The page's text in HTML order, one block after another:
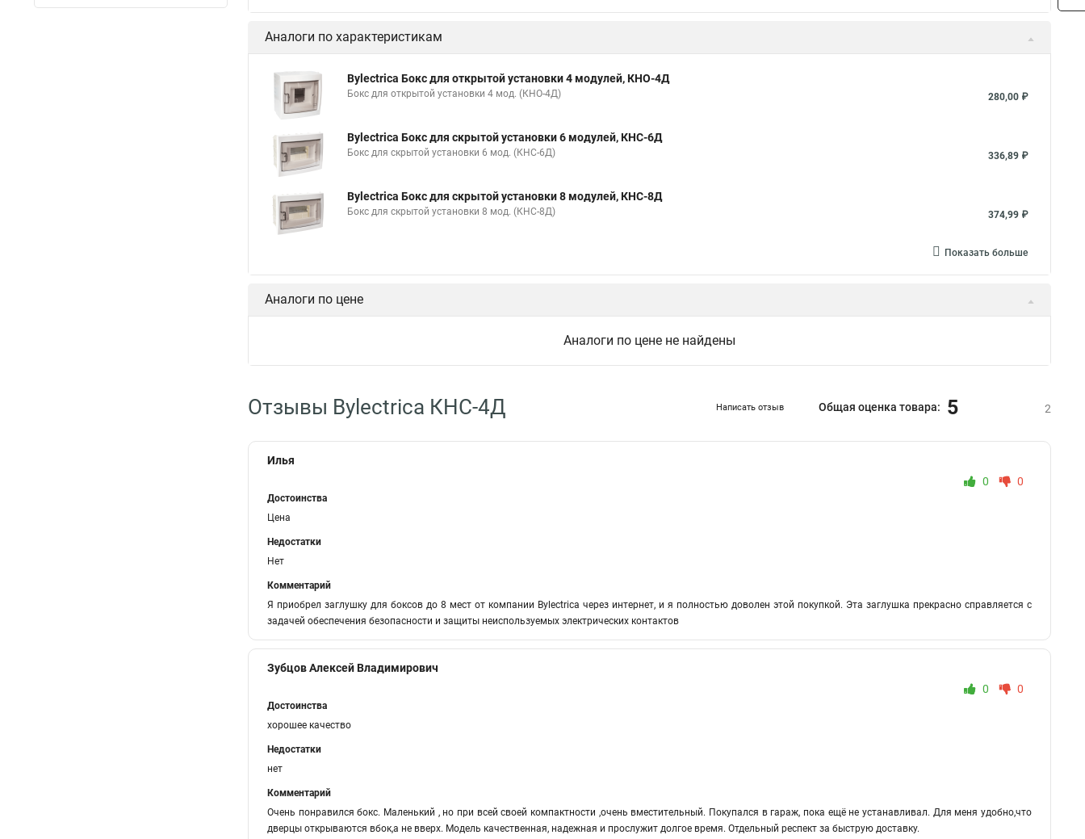
Аналоги по характеристикам
Bylectrica Бокс для открытой установки 4 модулей, КНО-4Д
Бокс для открытой установки 4 мод. (КНО-4Д) 280,00 ₽
Bylectrica Бокс для скрытой установки 6 модулей, КНС-6Д
Бокс для скрытой установки 6 мод. (КНС-6Д) 336,89 ₽
Bylectrica Бокс для скрытой установки 8 модулей, КНС-8Д
Бокс для скрытой установки 8 мод. (КНС-8Д) 374,99 ₽
Показать больше
Аналоги по цене
Аналоги по цене не найдены
Отзывы Bylectrica КНС-4Д Написать отзыв Общая оценка товара: 5 2
Илья
0
0
Достоинства
Цена
Недостатки
Нет
Комментарий
Я приобрел заглушку для боксов до 8 мест от компании Bylectrica через интернет, и я полностью доволен этой покупкой. Эта заглушка прекрасно справляется с
задачей обеспечения безопасности и защиты неиспользуемых электрических контактов
Зубцов Алексей Владимирович
0
0
Достоинства
хорошее качество
Недостатки
нет
Комментарий
Очень понравился бокс. Маленький , но при всей своей компактности ,очень вместительный. Покупался в гараж, пока ещё не устанавливал. Для меня удобно,что
дверцы открываются вбок,а не вверх. Модель качественная, надежная и прослужит долгое время. Отдельный респект за быструю доставку.